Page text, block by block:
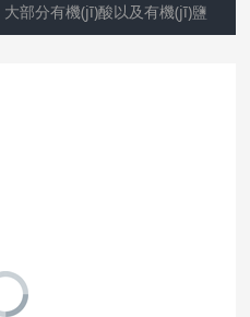
部分有機(jī)酸以及有機(jī)鹽
很好的抗氯離子應(yīng)力腐
力腐蝕能力。同時(shí)具備